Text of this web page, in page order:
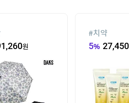
원
#치약
5% 27,450